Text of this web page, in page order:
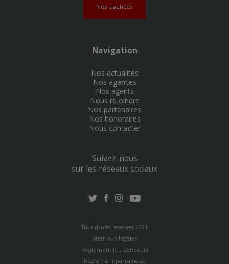
Nos agences
Navigation
Nos actualités
Nos agences
Nos agents
Nous rejoindre
Nos partenaires
Nos honoraires
Nous contacter
Suivez-nous
sur les réseaux sociaux
Tous droits réservés 2021
Mentions légales
Règlement jeu concours
Règlement parrainage